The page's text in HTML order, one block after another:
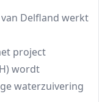
Delfland werkt
project
wordt
waterzuivering